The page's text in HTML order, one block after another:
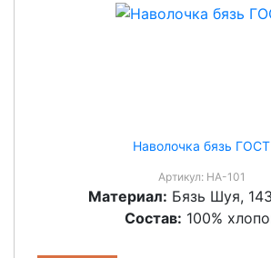
Наволочка бязь ГОСТ
Артикул: НА-101
Материал: Бязь Шуя,
Состав: 100%